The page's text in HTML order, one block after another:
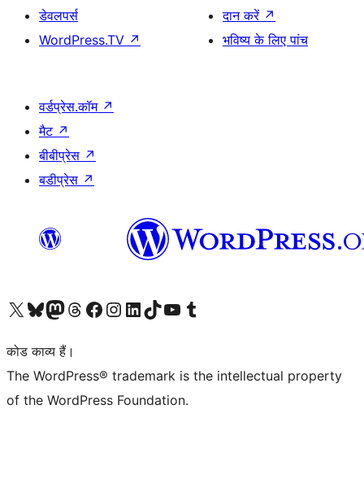
डेवलपर्स
WordPress.TV ↗
दान करें ↗
भविष्य के लिए पांच
वर्डप्रेस.कॉम ↗
मैट ↗
बीबीप्रेस ↗
बडीप्रेस ↗
Visit our X (formerly Twitter) account
हमारे बलुस्की खाते पर जाएँVisit our Mastodon account
हमारे थ्रेड्स अकाउंट पर जाएंहमारे फेसबुक पेज पर जाएँहमारे इंस्टाग्राम अकाउंट पर जाएंहमारे लिंक्डइन खाते पर जाएँहमारे टिकटॉक खाते पर जाएँहमारे यूट्यूब चैनल पर जाएंहमारे Tumblr खाते पर जाएँ
कोड काव्य हैं।
The WordPress® trademark is the intellectual property
of the WordPress Foundation.